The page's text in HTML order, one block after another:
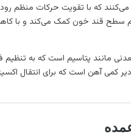
که با تقویت حرکات منظم
سطح قند خون کمک می‌کند و
مانند پتاسیم است که به
کمی آهن است که برای انتقال